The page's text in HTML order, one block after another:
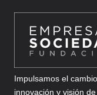
Impulsamos el
innovación y visión